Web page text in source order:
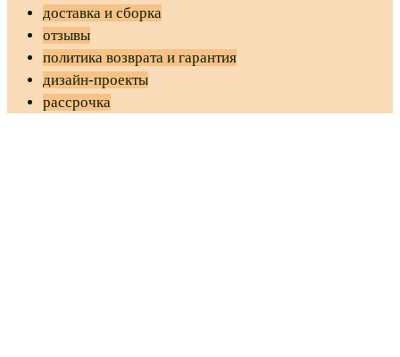
доставка и сборка
отзывы
политика возврата и гарантия
дизайн-проекты
рассрочка